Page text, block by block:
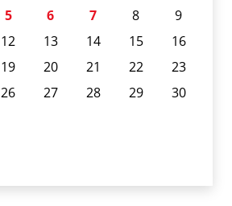
5 6 7 8
9
12 13 14 15
16
19 20 21 22
23
26 27 28 29
30